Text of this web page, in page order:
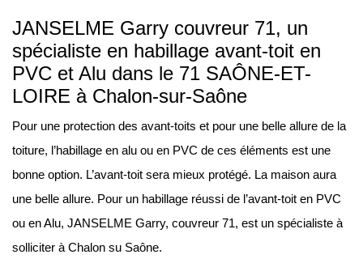
JANSELME Garry couvreur 71, un
spécialiste en habillage avant-toit en
PVC et Alu dans le 71 SAÔNE-ET-
LOIRE à Chalon-sur-Saône
Pour une protection des avant-toits et pour une belle allure de la
toiture, l’habillage en alu ou en PVC de ces éléments est une
bonne option. L’avant-toit sera mieux protégé. La maison aura
une belle allure. Pour un habillage réussi de l’avant-toit en PVC
ou en Alu, JANSELME Garry, couvreur 71, est un spécialiste à
solliciter à Chalon su Saône.